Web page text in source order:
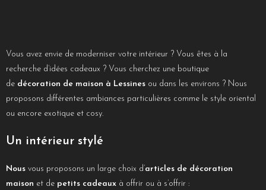
Vous avez envie de moderniser votre intérieur ? Vous êtes à la
recherche d’idées cadeaux ? Vous cherchez une boutique
de décoration de maison à Lessines ou dans les environs ? Nous
proposons différentes ambiances particulières comme le style oriental
ou encore exotique et cosy.
Un intérieur stylé
Nous vous proposons un large choix d’articles de décoration
maison et de petits cadeaux à offrir ou à s’offrir :